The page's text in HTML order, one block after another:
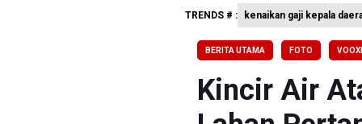
BGN
BEI Catat
Flores
TRENDS # : kenaikan gaji kepala
BERITA UTAMA FOTO
Kincir Air